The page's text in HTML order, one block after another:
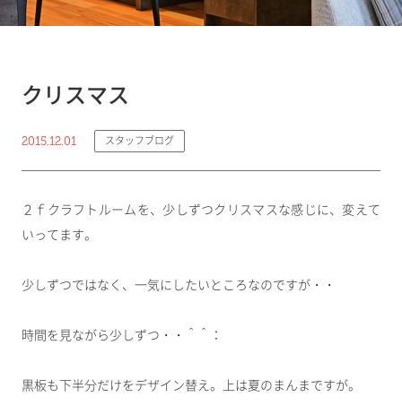
クリスマス
2015.12.01 スタッフブログ
２ｆクラフトルームを、少しずつクリスマスな感じに、変えて
いってます。
少しずつではなく、一気にしたいところなのですが・・
時間を見ながら少しずつ・・＾＾：
黒板も下半分だけをデザイン替え。上は夏のまんまですが。